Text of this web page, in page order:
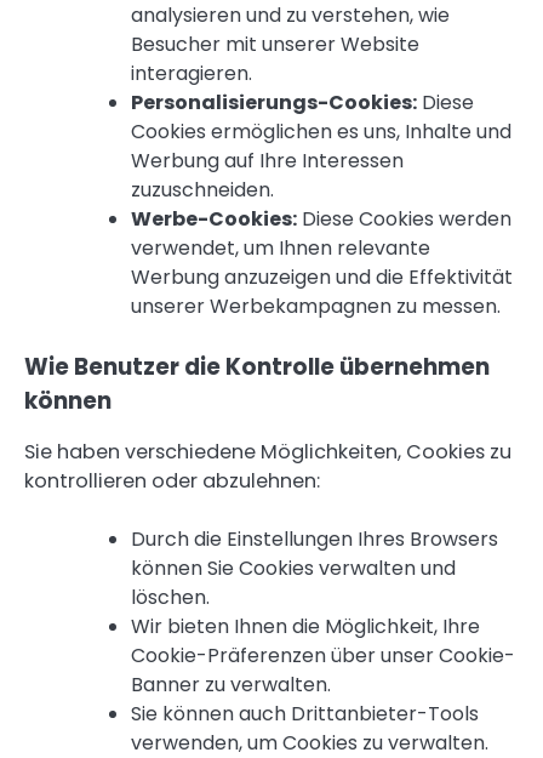
analysieren und zu verstehen, wie
Besucher mit unserer Website
interagieren.
Personalisierungs-Cookies: Diese
Cookies ermöglichen es uns, Inhalte und
Werbung auf Ihre Interessen
zuzuschneiden.
Werbe-Cookies: Diese Cookies werden
verwendet, um Ihnen relevante
Werbung anzuzeigen und die Effektivität
unserer Werbekampagnen zu messen.
Wie Benutzer die Kontrolle übernehmen
können
Sie haben verschiedene Möglichkeiten, Cookies zu
kontrollieren oder abzulehnen:
Durch die Einstellungen Ihres Browsers
können Sie Cookies verwalten und
löschen.
Wir bieten Ihnen die Möglichkeit, Ihre
Cookie-Präferenzen über unser Cookie-
Banner zu verwalten.
Sie können auch Drittanbieter-Tools
verwenden, um Cookies zu verwalten.